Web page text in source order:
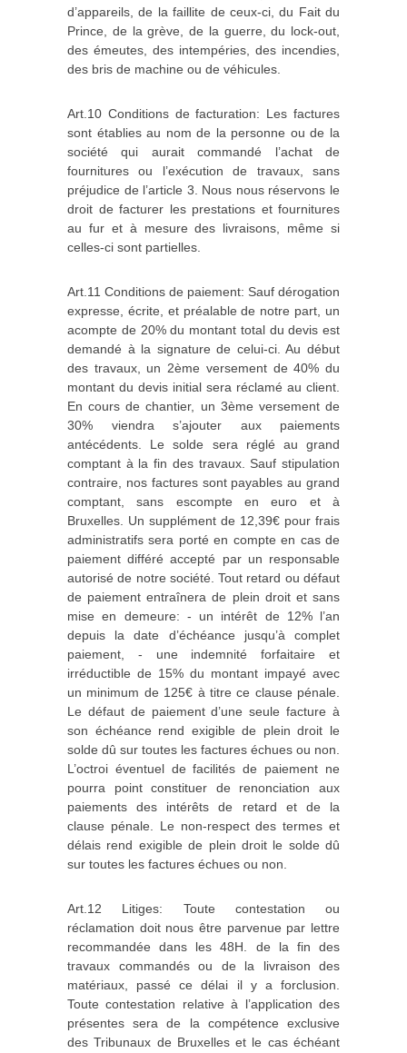
d’appareils, de la faillite de ceux‐ci, du Fait du
Prince, de la grève, de la guerre, du lock‐out,
des émeutes, des intempéries, des incendies,
des bris de machine ou de véhicules.
Art.10 Conditions de facturation: Les factures
sont établies au nom de la personne ou de la
société qui aurait commandé l’achat de
fournitures ou l’exécution de travaux, sans
préjudice de l’article 3. Nous nous réservons le
droit de facturer les prestations et fournitures
au fur et à mesure des livraisons, même si
celles‐ci sont partielles.
Art.11 Conditions de paiement: Sauf dérogation
expresse, écrite, et préalable de notre part, un
acompte de 20% du montant total du devis est
demandé à la signature de celui‐ci. Au début
des travaux, un 2ème versement de 40% du
montant du devis initial sera réclamé au client.
En cours de chantier, un 3ème versement de
30% viendra s’ajouter aux paiements
antécédents. Le solde sera réglé au grand
comptant à la fin des travaux. Sauf stipulation
contraire, nos factures sont payables au grand
comptant, sans escompte en euro et à
Bruxelles. Un supplément de 12,39€ pour frais
administratifs sera porté en compte en cas de
paiement différé accepté par un responsable
autorisé de notre société. Tout retard ou défaut
de paiement entraînera de plein droit et sans
mise en demeure: ‐ un intérêt de 12% l’an
depuis la date d’échéance jusqu’à complet
paiement, ‐ une indemnité forfaitaire et
irréductible de 15% du montant impayé avec
un minimum de 125€ à titre ce clause pénale.
Le défaut de paiement d’une seule facture à
son échéance rend exigible de plein droit le
solde dû sur toutes les factures échues ou non.
L’octroi éventuel de facilités de paiement ne
pourra point constituer de renonciation aux
paiements des intérêts de retard et de la
clause pénale. Le non‐respect des termes et
délais rend exigible de plein droit le solde dû
sur toutes les factures échues ou non.
Art.12 Litiges: Toute contestation ou
réclamation doit nous être parvenue par lettre
recommandée dans les 48H. de la fin des
travaux commandés ou de la livraison des
matériaux, passé ce délai il y a forclusion.
Toute contestation relative à l’application des
présentes sera de la compétence exclusive
des Tribunaux de Bruxelles et le cas échéant